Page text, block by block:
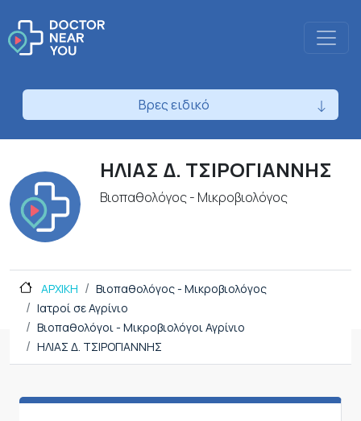
Βρες ειδικό
ΗΛΙΑΣ Δ. ΤΣΙΡΟΓΙΑΝΝΗΣ
Βιοπαθολόγος - Μικροβιολόγος
ΑΡΧΙΚΗ
Βιοπαθολόγος - Μικροβιολόγος
Ιατροί σε Αγρίνιο
Βιοπαθολόγοι - Μικροβιολόγοι Αγρίνιο
ΗΛΙΑΣ Δ. ΤΣΙΡΟΓΙΑΝΝΗΣ